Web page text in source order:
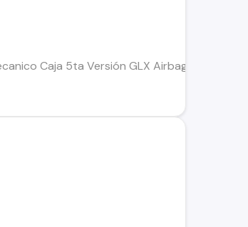
Caja 5ta Versión GLX Airbags